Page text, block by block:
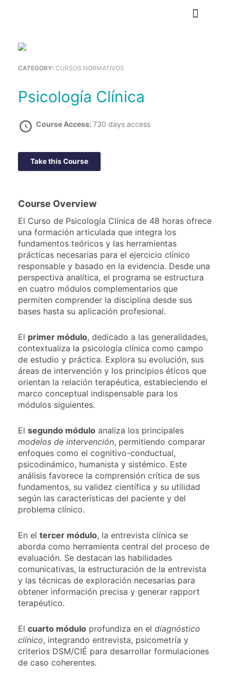
CATEGORY: CURSOS NORMATIVOS
Psicología Clínica
Course Access: 730 days access
Take this Course
Course Overview
El Curso de Psicología Clínica de 48 horas ofrece
una formación articulada que integra los
fundamentos teóricos y las herramientas
prácticas necesarias para el ejercicio clínico
responsable y basado en la evidencia. Desde una
perspectiva analítica, el programa se estructura
en cuatro módulos complementarios que
permiten comprender la disciplina desde sus
bases hasta su aplicación profesional.
El primer módulo, dedicado a las generalidades,
contextualiza la psicología clínica como campo
de estudio y práctica. Explora su evolución, sus
áreas de intervención y los principios éticos que
orientan la relación terapéutica, estableciendo el
marco conceptual indispensable para los
módulos siguientes.
El segundo módulo analiza los principales
modelos de intervención, permitiendo comparar
enfoques como el cognitivo-conductual,
psicodinámico, humanista y sistémico. Este
análisis favorece la comprensión crítica de sus
fundamentos, su validez científica y su utilidad
según las características del paciente y del
problema clínico.
En el tercer módulo, la entrevista clínica se
aborda como herramienta central del proceso de
evaluación. Se destacan las habilidades
comunicativas, la estructuración de la entrevista
y las técnicas de exploración necesarias para
obtener información precisa y generar rapport
terapéutico.
El cuarto módulo profundiza en el diagnóstico
clínico, integrando entrevista, psicometría y
criterios DSM/CIÉ para desarrollar formulaciones
de caso coherentes.